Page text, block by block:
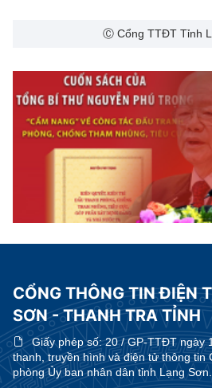
Ⓒ Cổng TTĐT Tỉnh
CỔNG THÔNG TIN ĐIỆN
SƠN - THANH TRA TỈNH
Giấy phép số:20 / GP-TTĐT ngày
thanh, truyền hình và điện tử thông tin
phòng Ủy ban nhân dân tỉnh Lạng Sơn.